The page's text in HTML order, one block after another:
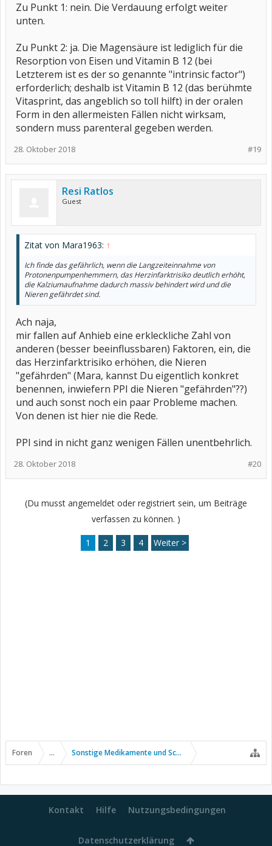
Zu Punkt 1: nein. Die Verdauung erfolgt weiter
unten.
Zu Punkt 2: ja. Die Magensäure ist lediglich für die
Resorption von Eisen und Vitamin B 12 (bei
Letzterem ist es der so genannte "intrinsic factor")
erforderlich; deshalb ist Vitamin B 12 (das berühmte
Vitasprint, das angeblich so toll hilft) in der oralen
Form in den allermeisten Fällen nicht wirksam,
sondern muss parenteral gegeben werden.
#19
28. Oktober 2018
Resi Ratlos
Guest
Zitat von Mara1963: ↑
Ich finde das gefährlich, wenn die Langzeiteinnahme von
Protonenpumpenhemmern, das Herzinfarktrisiko deutlich erhöht,
die Kalziumaufnahme dadurch massiv behindert wird und die
Nieren gefährdet sind.
Ach naja,
mir fallen auf Anhieb eine erkleckliche Zahl von
anderen (besser beeinflussbaren) Faktoren, ein, die
das Herzinfarktrisiko erhöhen, die Nieren
"gefährden" (Mara, kannst Du eigentlich konkret
benennen, inwiefern PPI die Nieren "gefährden"??)
und auch sonst noch ein paar Probleme machen.
Von denen ist hier nie die Rede.
PPI sind in nicht ganz wenigen Fällen unentbehrlich.
#20
28. Oktober 2018
(Du musst angemeldet oder registriert sein, um Beiträge
verfassen zu können. )
1 2 3 4 Weiter >
Foren ... Sonstige Medikamente und Schmerztherapie
Kontakt Hilfe Nutzungsbedingungen
Datenschutzerklärung